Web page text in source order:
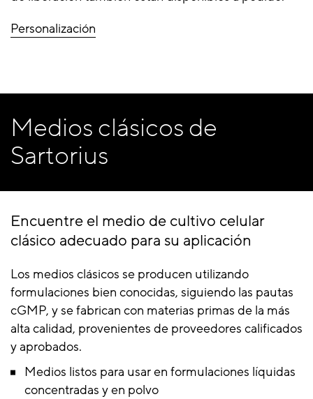
Personalización
Medios clásicos de
Sartorius
Encuentre el medio de cultivo celular
clásico adecuado para su aplicación
Los medios clásicos se producen utilizando
formulaciones bien conocidas, siguiendo las pautas
cGMP, y se fabrican con materias primas de la más
alta calidad, provenientes de proveedores calificados
y aprobados.
Medios listos para usar en formulaciones líquidas
concentradas y en polvo